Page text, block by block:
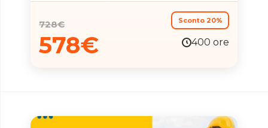
728€
578€
Sconto 20%
400 ore